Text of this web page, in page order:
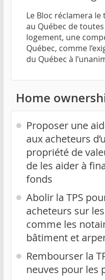
Le Bloc réclamera
au Québec de
logement, une
Québec, comme
du Québec à
Home
Proposer une
aux acheteurs
propriété de
de les aider à
fonds
Abolir la TPS
acheteurs sur
comme les
bâtiment et
Rembourser la
neuves pour les